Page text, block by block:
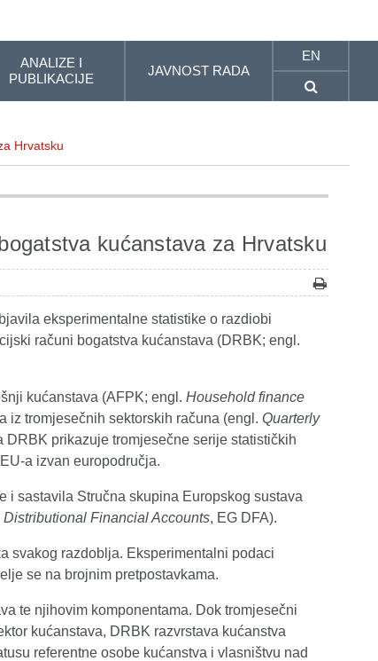
ANALIZE I
PUBLIKACIJE
JAVNOST RADA
EN
Hrvatsku
kućanstava za Hrvatsku
eksperimentalne statistike o razdiobi
računi bogatstva kućanstava (DRBK; engl.
kućanstava (AFPK; engl. Household finance
iz tromjesečnih sektorskih računa (engl. Quarterly
prikazuje tromjesečne serije statističkih
a izvan europodručja.
i sastavila Stručna skupina Europskog sustava
Distributional Financial Accounts, EG DFA).
svakog razdoblja. Eksperimentalni podaci
se na brojnim pretpostavkama.
te njihovim komponentama. Dok tromjesečni
kućanstava, DRBK razvrstava kućanstva
referentne osobe kućanstva i vlasništvu nad